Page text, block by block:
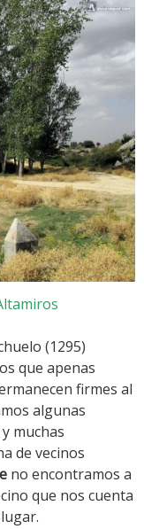
(1295)
que apenas
firmes al
algunas
muchas
de vecinos
no encontramos a
que nos cuenta